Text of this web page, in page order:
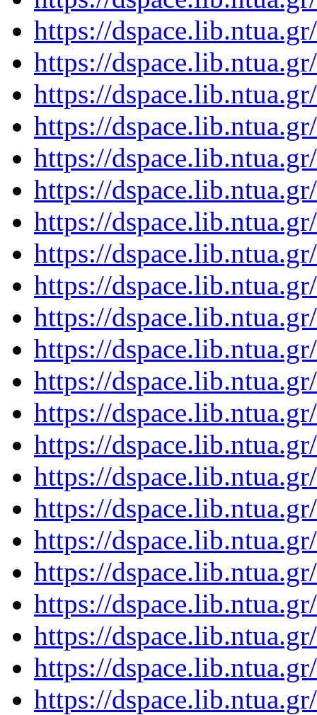
https://
https://
https://
https://
https://
https://
https://
https://
https://
https://
https://
https://
https://
https://
https://
https://
https://
https://
https://
https://
https://
https://